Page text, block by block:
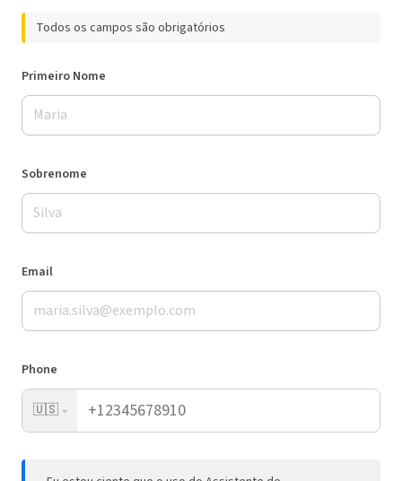
Todos os campos são obrigatórios
Primeiro Nome
Sobrenome
Email
Phone
🇺🇸